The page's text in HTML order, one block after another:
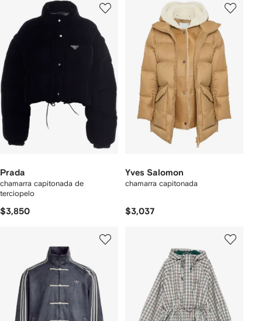
Prada
chamarra capitonada de
terciopelo
$3,850
Yves Salomon
chamarra capitonada
$3,037